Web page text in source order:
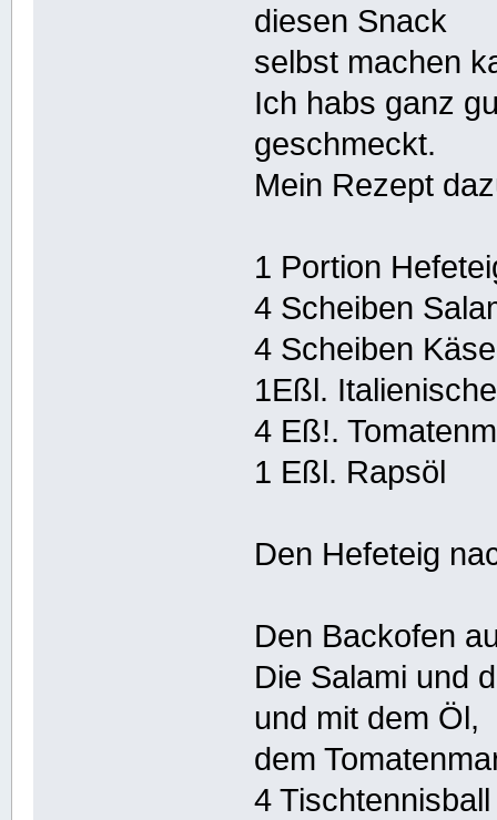
diesen Snack
selbst machen
Ich habs ganz
geschmeckt.
Mein Rezept
1 Portion
4 Scheiben
4 Scheiben Käse
1Eßl.
4 Eß!.
1 Eßl. Rapsöl
Den Hefeteig
Den Backofen
Die Salami und
und mit dem Öl,
dem
4